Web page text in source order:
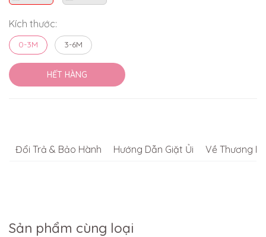
Kích thước:
0-3M 3-6M
HẾT HÀNG
Đổi Trả & Bảo Hành Hướng Dẫn Giặt Ủi Về Thương
Sản phẩm cùng loại